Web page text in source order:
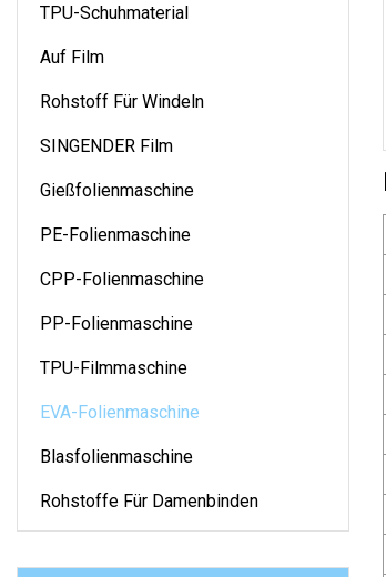
TPU-Schuhmaterial
Auf Film
Rohstoff Für Windeln
SINGENDER Film
Gießfolienmaschine
PE-Folienmaschine
CPP-Folienmaschine
PP-Folienmaschine
TPU-Filmmaschine
EVA-Folienmaschine
Blasfolienmaschine
Rohstoffe Für Damenbinden